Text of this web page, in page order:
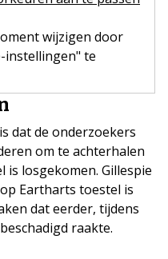
wijzigen door
instellingen" te
dat de onderzoekers
om te achterhalen
is losgekomen. Gillespie
Eartharts toestel is
dat eerder, tijdens
raakte.